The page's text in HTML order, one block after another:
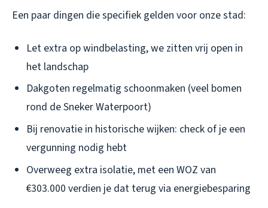
Een paar dingen die specifiek gelden voor onze stad:
Let extra op windbelasting, we zitten vrij open in
het landschap
Dakgoten regelmatig schoonmaken (veel bomen
rond de Sneker Waterpoort)
Bij renovatie in historische wijken: check of je een
vergunning nodig hebt
Overweeg extra isolatie, met een WOZ van
€303.000 verdien je dat terug via energiebesparing